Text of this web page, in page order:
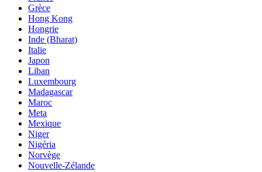
Grèce
Hong Kong
Hongrie
Inde (Bharat)
Italie
Japon
Liban
Luxembourg
Madagascar
Maroc
Meta
Mexique
Niger
Nigéria
Norvège
Nouvelle-Zélande